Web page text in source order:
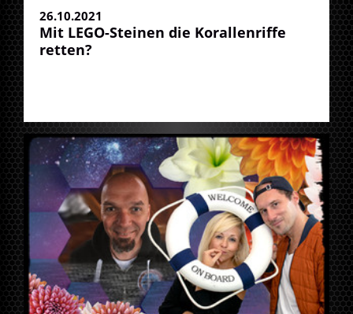
26.10.2021
Mit LEGO-Steinen die Korallenriffe
retten?